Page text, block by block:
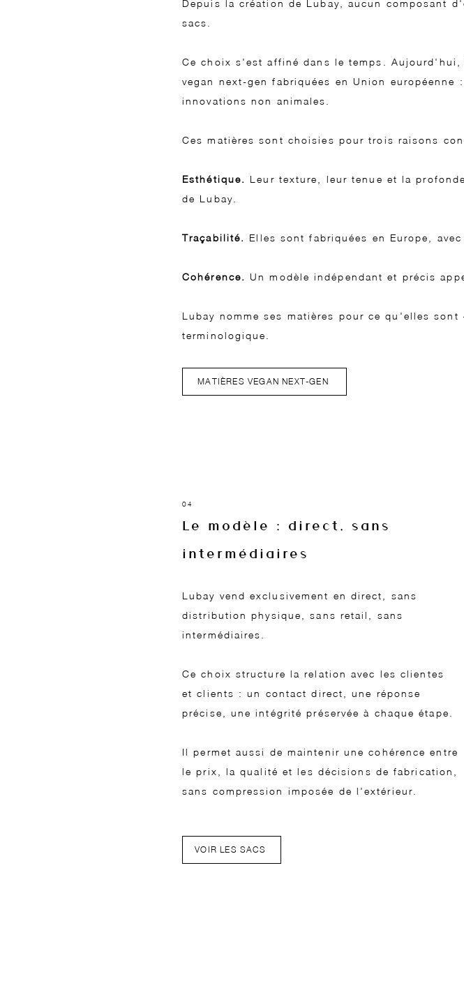
Depuis la création de Lubay, aucun composant
sacs.
Ce choix s'est affiné dans le temps. Aujourd'hui,
vegan next-gen fabriquées en Union
innovations non animales.
Ces matières sont choisies pour trois raisons
Esthétique. Leur texture, leur tenue et la
de Lubay.
Traçabilité. Elles sont fabriquées en Europe,
Cohérence. Un modèle indépendant et précis
Lubay nomme ses matières pour ce qu'elles
terminologique.
MATIÈRES VEGAN NEXT-GEN
04
Le modèle : direct, sans
intermédiaires
Lubay vend exclusivement en direct, sans
distribution physique, sans retail, sans
intermédiaires.
Ce choix structure la relation avec les clientes
et clients : un contact direct, une réponse
précise, une intégrité préservée à chaque étape.
Il permet aussi de maintenir une cohérence entre
le prix, la qualité et les décisions de fabrication,
sans compression imposée de l'extérieur.
VOIR LES SACS